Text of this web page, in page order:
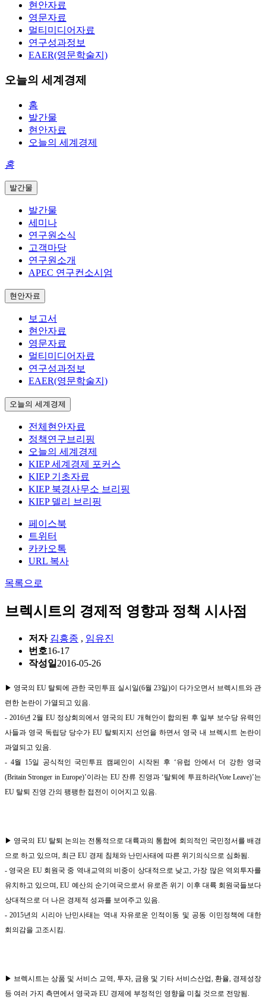
현안자료
영문자료
멀티미디어자료
연구성과정보
EAER(영문학술지)
오늘의 세계경제
홈
발간물
현안자료
오늘의 세계경제
홈
발간물
발간물
세미나
연구원소식
고객마당
연구원소개
APEC 연구컨소시엄
현안자료
보고서
현안자료
영문자료
멀티미디어자료
연구성과정보
EAER(영문학술지)
오늘의 세계경제
전체현안자료
정책연구브리핑
오늘의 세계경제
KIEP 세계경제 포커스
KIEP 기초자료
KIEP 북경사무소 브리핑
KIEP 델리 브리핑
페이스북
트위터
카카오톡
URL 복사
목록으로
브렉시트의 경제적 영향과 정책 시사점
저자 김흥종 , 임유진
번호16-17
작성일 2016-05-26
▶ 영국의 EU 탈퇴에 관한 국민투표 실시일(6월 23일)이 다가오면서 브렉시트와 관
련한 논란이 가열되고 있음.
- 2016년 2월 EU 정상회의에서 영국의 EU 개혁안이 합의된 후 일부 보수당 유력인
사들과 영국 독립당 당수가 EU 탈퇴지지 선언을 하면서 영국 내 브렉시트 논란이
과열되고 있음.
- 4월 15일 공식적인 국민투표 캠페인이 시작된 후 ‘유럽 안에서 더 강한 영국
(Britain Stronger in Europe)’이라는 EU 잔류 진영과 ‘탈퇴에 투표하라(Vote Leave)’는
EU 탈퇴 진영 간의 팽팽한 접전이 이어지고 있음.
▶ 영국의 EU 탈퇴 논의는 전통적으로 대륙과의 통합에 회의적인 국민정서를 배경
으로 하고 있으며, 최근 EU 경제 침체와 난민사태에 따른 위기의식으로 심화됨.
- 영국은 EU 회원국 중 역내교역의 비중이 상대적으로 낮고, 가장 많은 역외투자를
유치하고 있으며, EU 예산의 순기여국으로서 유로존 위기 이후 대륙 회원국들보다
상대적으로 더 나은 경제적 성과를 보여주고 있음.
- 2015년의 시리아 난민사태는 역내 자유로운 인적이동 및 공동 이민정책에 대한
회의감을 고조시킴.
▶ 브렉시트는 상품 및 서비스 교역, 투자, 금융 및 기타 서비스산업, 환율, 경제성장
등 여러 가지 측면에서 영국과 EU 경제에 부정적인 영향을 미칠 것으로 전망됨.